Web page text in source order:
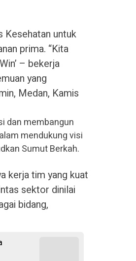
Kesehatan untuk
prima. “Kita
– bekerja
yang
Medan, Kamis
dan membangun
mendukung visi
Sumut Berkah.
kerja tim yang kuat
sektor dinilai
bidang,